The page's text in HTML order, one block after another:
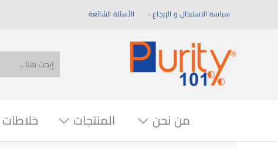
سياسة الاستبدال و الإرجاع الأسئلة الشائعة
من نحن المنتجات خلاطات